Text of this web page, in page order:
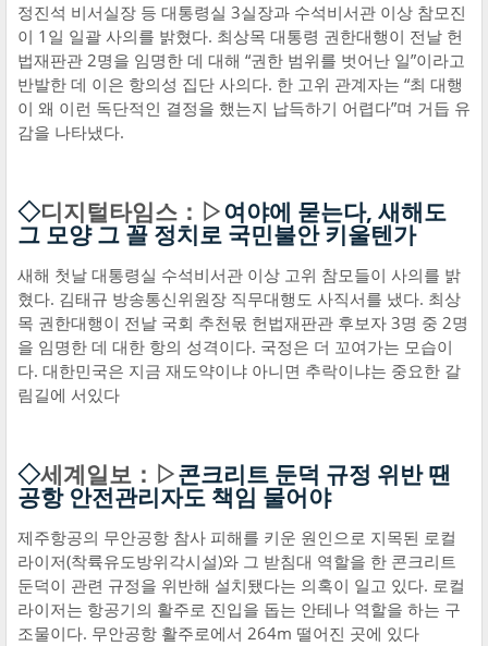
정진석 비서실장 등 대통령실 3실장과 수석비서관 이상 참모진
이 1일 일괄 사의를 밝혔다. 최상목 대통령 권한대행이 전날 헌
법재판관 2명을 임명한 데 대해 “권한 범위를 벗어난 일”이라고
반발한 데 이은 항의성 집단 사의다. 한 고위 관계자는 “최 대행
이 왜 이런 독단적인 결정을 했는지 납득하기 어렵다”며 거듭 유
감을 나타냈다.
◇디지털타임스：▷여야에 묻는다, 새해도
그 모양 그 꼴 정치로 국민불안 키울텐가
새해 첫날 대통령실 수석비서관 이상 고위 참모들이 사의를 밝
혔다. 김태규 방송통신위원장 직무대행도 사직서를 냈다. 최상
목 권한대행이 전날 국회 추천몫 헌법재판관 후보자 3명 중 2명
을 임명한 데 대한 항의 성격이다. 국정은 더 꼬여가는 모습이
다. 대한민국은 지금 재도약이냐 아니면 추락이냐는 중요한 갈
림길에 서있다
◇세계일보：▷콘크리트 둔덕 규정 위반 땐
공항 안전관리자도 책임 물어야
제주항공의 무안공항 참사 피해를 키운 원인으로 지목된 로컬
라이저(착륙유도방위각시설)와 그 받침대 역할을 한 콘크리트
둔덕이 관련 규정을 위반해 설치됐다는 의혹이 일고 있다. 로컬
라이저는 항공기의 활주로 진입을 돕는 안테나 역할을 하는 구
조물이다. 무안공항 활주로에서 264m 떨어진 곳에 있다